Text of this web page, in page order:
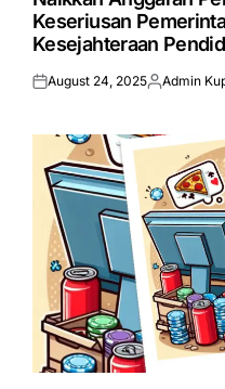
Keseriusan
Kesejahteraan
Posted
August 24, 2025Posted
Admin